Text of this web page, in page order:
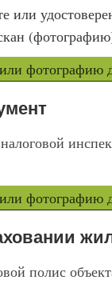
или
фотографию
фотографию
полис